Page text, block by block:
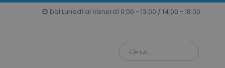
Dal Lunedì al Venerdì 9:00 - 13:00 / 14:00 - 18:00
Salta